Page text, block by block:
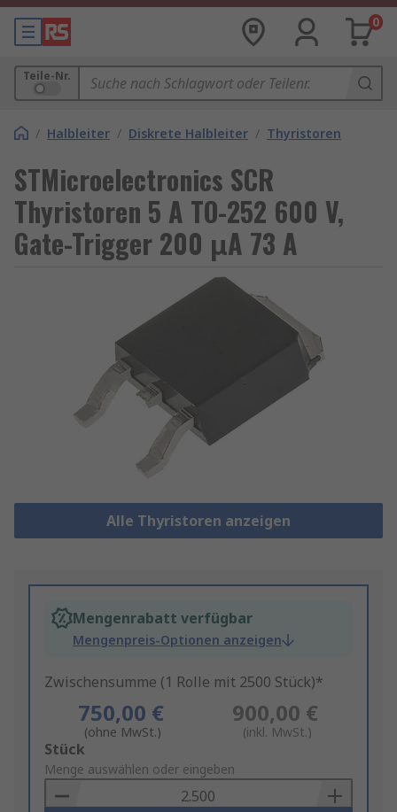
0
Teile-Nr.
/ Halbleiter / Diskrete Halbleiter / Thyristoren
STMicroelectronics SCR
Thyristoren 5 A TO-252 600 V,
Gate-Trigger 200 μA 73 A
Alle Thyristoren anzeigen
Mengenrabatt verfügbar
Mengenpreis-Optionen anzeigen
Zwischensumme (1 Rolle mit 2500 Stück)*
750,00 €
(ohne MwSt.)
900,00 €
(inkl. MwSt.)
Add
to
Basket
Stück
Menge auswählen oder eingeben